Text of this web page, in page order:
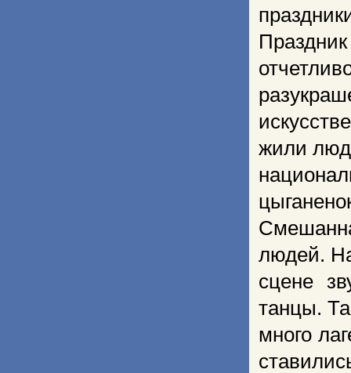
жили
людей.
сцене
танцы.
много